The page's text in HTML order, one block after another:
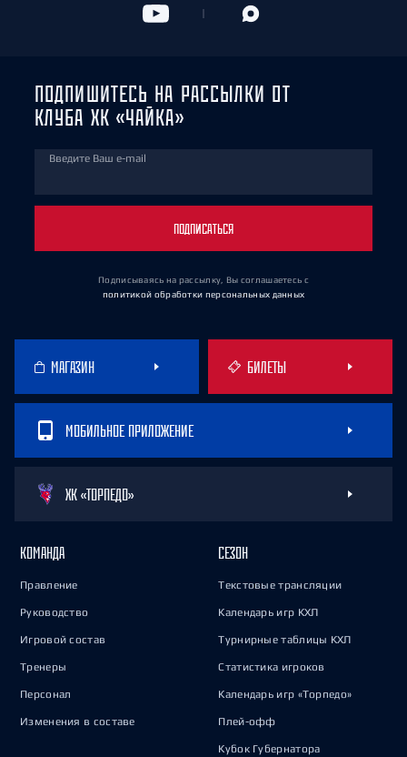
ПОДПИШИТЕСЬ НА РАССЫЛКИ ОТ
КЛУБА ХК «ЧАЙКА»
Введите Ваш e-mail
ПОДПИСАТЬСЯ
Подписываясь на рассылку, Вы соглашаетесь с
политикой обработки персональных данных
МАГАЗИН БИЛЕТЫ
МОБИЛЬНОЕ ПРИЛОЖЕНИЕ
ХК «ТОРПЕДО»
КОМАНДА
Правление
Руководство
Игровой состав
Тренеры
Персонал
Изменения в составе
СЕЗОН
Текстовые трансляции
Календарь игр КХЛ
Турнирные таблицы КХЛ
Статистика игроков
Календарь игр «Торпедо»
Плей-офф
Кубок Губернатора